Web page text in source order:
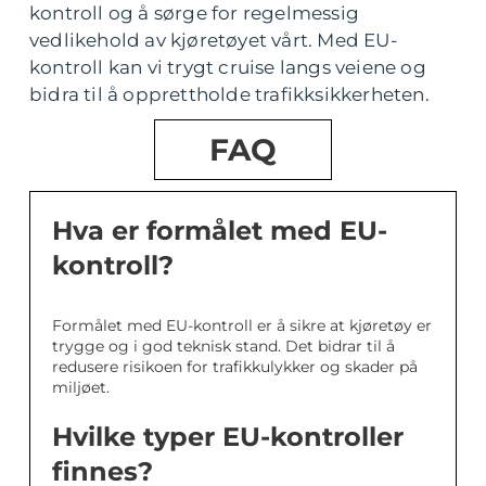
kontroll og å sørge for regelmessig
vedlikehold av kjøretøyet vårt. Med EU-
kontroll kan vi trygt cruise langs veiene og
bidra til å opprettholde trafikksikkerheten.
FAQ
Hva er formålet med EU-
kontroll?
Formålet med EU-kontroll er å sikre at kjøretøy er
trygge og i god teknisk stand. Det bidrar til å
redusere risikoen for trafikkulykker og skader på
miljøet.
Hvilke typer EU-kontroller
finnes?